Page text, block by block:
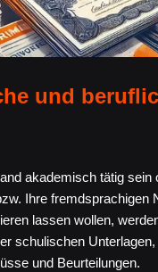
und
akademisch tätig sein
Ihre fremdsprachigen
lassen wollen,
schulischen Unterlagen,
und Beurteilungen.